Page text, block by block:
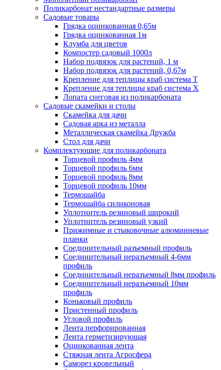
Поликарбонат нестандартные размеры
Садовые товары
Грядка оцинкованная 0,65м
Грядка оцинкованная 1м
Клумба для цветов
Компостер садовый 1000л
Набор подвязок для растений, 1 м
Набор подвязок для растений, 0,67м
Крепление для теплицы краб система Т
Крепление для теплицы краб система Х
Лопата снеговая из поликарбоната
Садовые скамейки и столы
Скамейка для дачи
Садовая арка из металла
Металлическая скамейка Дружба
Стол для дачи
Комплектующие для поликарбоната
Торцевой профиль 4мм
Торцевой профиль 6мм
Торцевой профиль 8мм
Торцевой профиль 10мм
Термошайба
Термошайба силиконовая
Уплотнитель резиновый широкий
Уплотнитель резиновый узкий
Прижимные и стыковочные алюминиевые
планки
Соединительный разъемный профиль
Соединительный неразъемный 4-6мм
профиль
Соединительный неразъемный 8мм профиль
Соединительный неразъемный 10мм
профиль
Коньковый профиль
Пристенный профиль
Угловой профиль
Лента перфорированная
Лента герметизирующая
Оцинкованная лента
Стяжная лента Агросфера
Саморез кровельный